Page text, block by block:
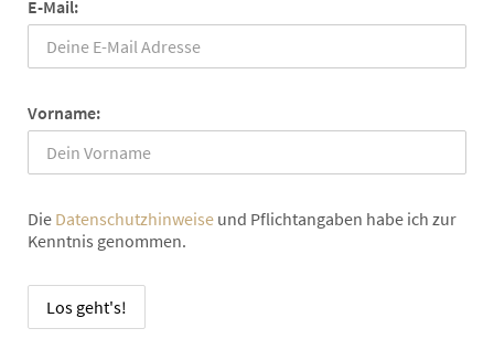
E-Mail:
Vorname:
Die Datenschutzhinweise und Pflichtangaben habe ich zur
Kenntnis genommen.